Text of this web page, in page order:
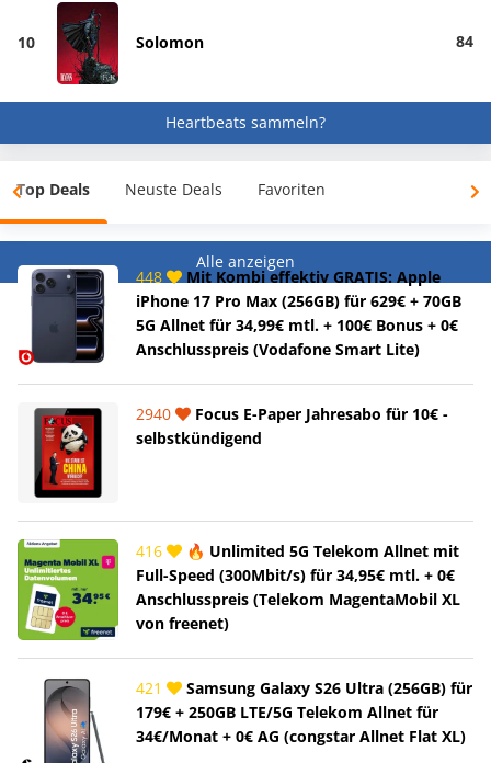
10 Solomon 84
Heartbeats sammeln?
Top Deals Neuste Deals Favoriten
Alle anzeigen
448
Mit Kombi effektiv GRATIS: Apple
iPhone 17 Pro Max (256GB) für 629€ + 70GB
5G Allnet für 34,99€ mtl. + 100€ Bonus + 0€
Anschlusspreis (Vodafone Smart Lite)
2940
Focus E-Paper Jahresabo für 10€ -
selbstkündigend
416
🔥 Unlimited 5G Telekom Allnet mit
Full-Speed (300Mbit/s) für 34,95€ mtl. + 0€
Anschlusspreis (Telekom MagentaMobil XL
von freenet)
421
Samsung Galaxy S26 Ultra (256GB) für
179€ + 250GB LTE/5G Telekom Allnet für
34€/Monat + 0€ AG (congstar Allnet Flat XL)